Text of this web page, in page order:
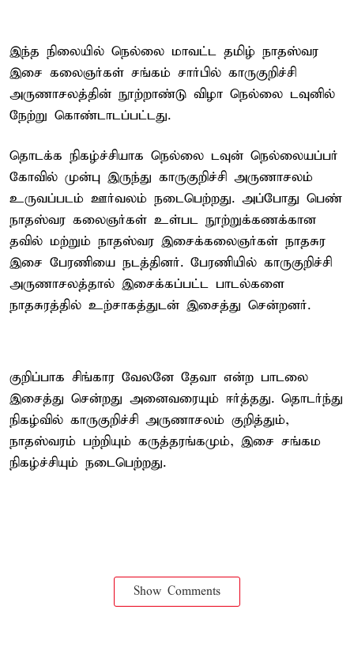
இந்த நிலையில் நெல்லை மாவட்ட தமிழ் நாதஸ்வர
இசை கலைஞர்கள் சங்கம் சார்பில் காருகுறிச்சி
அருணாசலத்தின் நூற்றாண்டு விழா நெல்லை டவுனில்
நேற்று கொண்டாடப்பட்டது.
தொடக்க நிகழ்ச்சியாக நெல்லை டவுன் நெல்லையப்பர்
கோவில் முன்பு இருந்து காருகுறிச்சி அருணாசலம்
உருவப்படம் ஊர்வலம் நடைபெற்றது. அப்போது பெண்
நாதஸ்வர கலைஞர்கள் உள்பட நூற்றுக்கணக்கான
தவில் மற்றும் நாதஸ்வர இசைக்கலைஞர்கள் நாதசுர
இசை பேரணியை நடத்தினர். பேரணியில் காருகுறிச்சி
அருணாசலத்தால் இசைக்கப்பட்ட பாடல்களை
நாதசுரத்தில் உற்சாகத்துடன் இசைத்து சென்றனர்.
குறிப்பாக சிங்கார வேலனே தேவா என்ற பாடலை
இசைத்து சென்றது அனைவரையும் ஈர்த்தது. தொடர்ந்து
நிகழ்வில் காருகுறிச்சி அருணாசலம் குறித்தும்,
நாதஸ்வரம் பற்றியும் கருத்தரங்கமும், இசை சங்கம
நிகழ்ச்சியும் நடைபெற்றது.
Show Comments